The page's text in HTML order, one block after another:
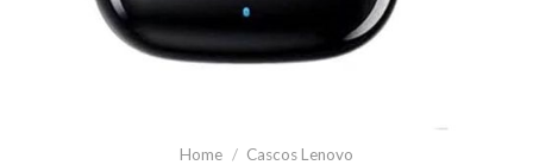
Home / Cascos Lenovo